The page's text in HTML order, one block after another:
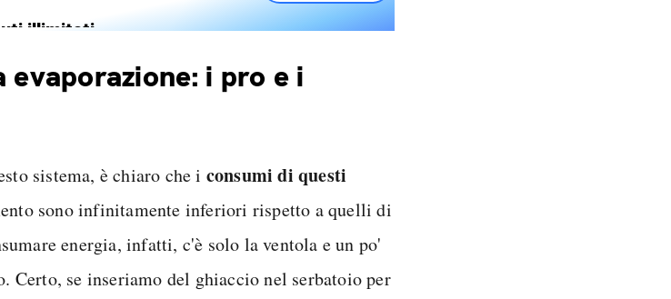
illimitati
i pro e i
sistema, è chiaro che i consumi di questi
sono infinitamente inferiori rispetto a quelli di
energia, infatti, c'è solo la ventola e un po'
Certo, se inseriamo del ghiaccio nel serbatoio per